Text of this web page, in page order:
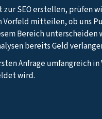
zur SEO erstellen, prüfen
Vorfeld mitteilen, ob uns
Bereich unterscheiden
bereits Geld
Anfrage umfangreich
wird.